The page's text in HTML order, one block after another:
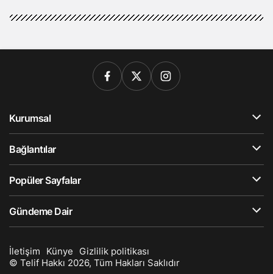
Kurumsal
Bağlantılar
Popüler Sayfalar
Gündeme Dair
İletişim Künye
Gizlilik politikası
© Telif Hakkı 2026, Tüm Hakları Saklıdır